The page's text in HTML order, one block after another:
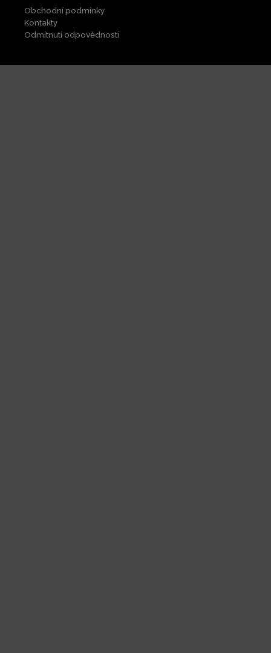
Obchodní podmínky
Kontakty
Odmítnutí odpovědnosti